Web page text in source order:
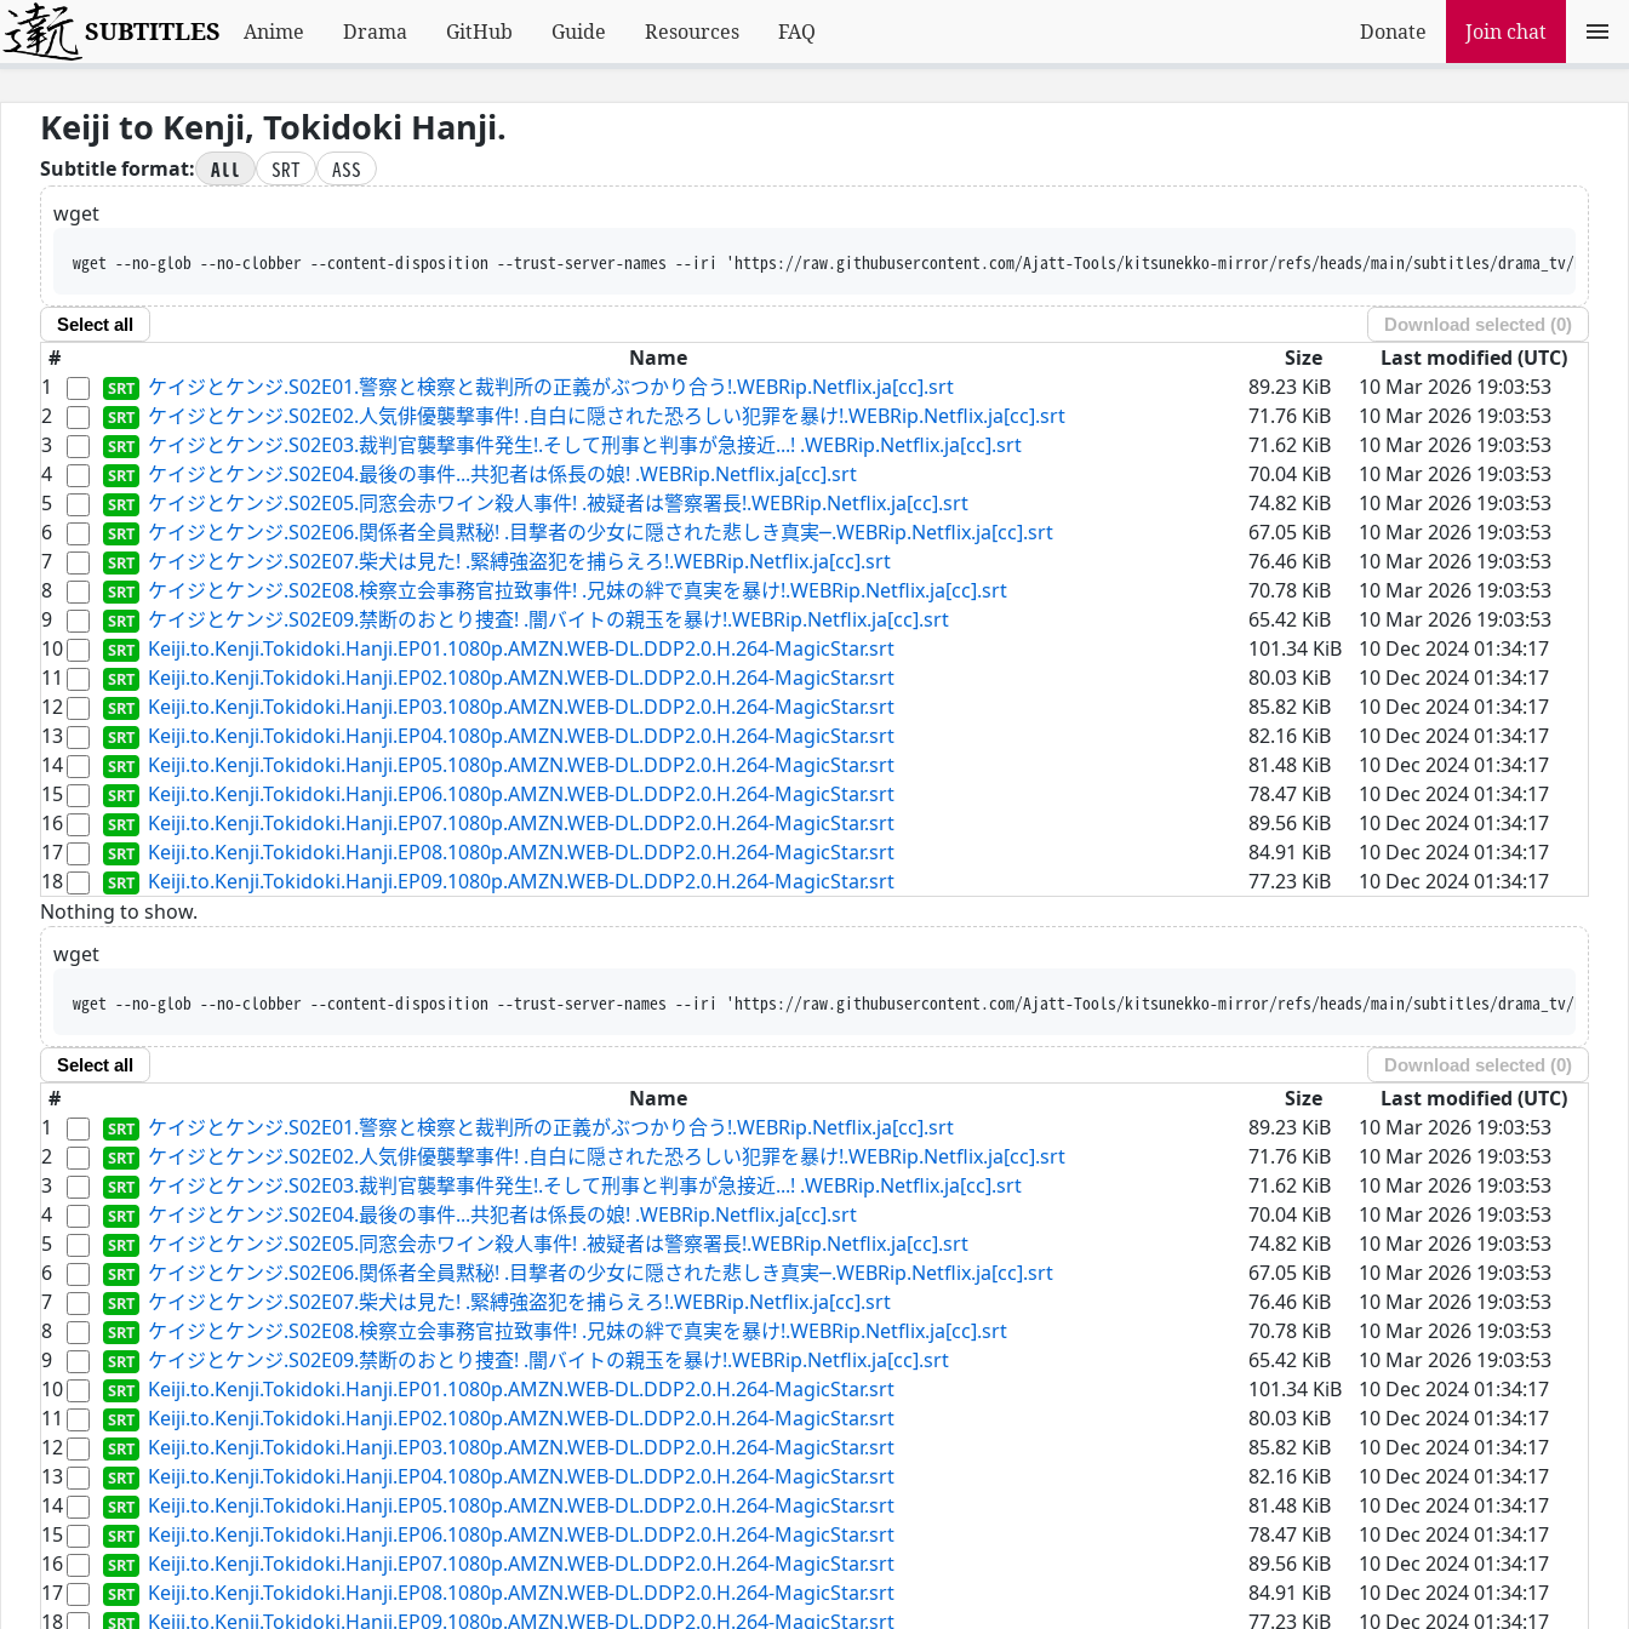
SUBTITLES Anime Drama GitHub Guide Resources FAQ Donate Join chat
Keiji to Kenji, Tokidoki Hanji.
Subtitle format: All SRT
ASS
wget
wget --no-glob --no-clobber --content-disposition --trust-server-names --iri 'https://raw.githubusercontent.com/Ajatt-Tools/kitsunekko-mirror/refs/heads/main/subtitles/drama_tv/Keiji%20to%20Kenji%2C%20Tokidoki%20Hanji/
Select all Download selected (0)
# Name Size
Last modified (UTC)
1
ケイジとケンジ.S02E01.警察と検察と裁判所の正義がぶつかり合う!.WEBRip.Netflix.ja[cc].srt 89.23 KiB
10 Mar 2026 19:03:53
2
ケイジとケンジ.S02E02.人気俳優襲撃事件! .自白に隠された恐ろしい犯罪を暴け!.WEBRip.Netflix.ja[cc].srt 71.76 KiB
10 Mar 2026 19:03:53
3
ケイジとケンジ.S02E03.裁判官襲撃事件発生!.そして刑事と判事が急接近...! .WEBRip.Netflix.ja[cc].srt 71.62 KiB
10 Mar 2026 19:03:53
4
ケイジとケンジ.S02E04.最後の事件...共犯者は係長の娘! .WEBRip.Netflix.ja[cc].srt 70.04 KiB
10 Mar 2026 19:03:53
5
ケイジとケンジ.S02E05.同窓会赤ワイン殺人事件! .被疑者は警察署長!.WEBRip.Netflix.ja[cc].srt 74.82 KiB
10 Mar 2026 19:03:53
6
ケイジとケンジ.S02E06.関係者全員黙秘! .目撃者の少女に隠された悲しき真実─.WEBRip.Netflix.ja[cc].srt 67.05 KiB
10 Mar 2026 19:03:53
7
ケイジとケンジ.S02E07.柴犬は見た! .緊縛強盗犯を捕らえろ!.WEBRip.Netflix.ja[cc].srt 76.46 KiB
10 Mar 2026 19:03:53
8
ケイジとケンジ.S02E08.検察立会事務官拉致事件! .兄妹の絆で真実を暴け!.WEBRip.Netflix.ja[cc].srt 70.78 KiB
10 Mar 2026 19:03:53
9
ケイジとケンジ.S02E09.禁断のおとり捜査! .闇バイトの親玉を暴け!.WEBRip.Netflix.ja[cc].srt 65.42 KiB
10 Mar 2026 19:03:53
10
Keiji.to.Kenji.Tokidoki.Hanji.EP01.1080p.AMZN.WEB-DL.DDP2.0.H.264-MagicStar.srt 101.34 KiB
10 Dec 2024 01:34:17
11
Keiji.to.Kenji.Tokidoki.Hanji.EP02.1080p.AMZN.WEB-DL.DDP2.0.H.264-MagicStar.srt 80.03 KiB
10 Dec 2024 01:34:17
12
Keiji.to.Kenji.Tokidoki.Hanji.EP03.1080p.AMZN.WEB-DL.DDP2.0.H.264-MagicStar.srt 85.82 KiB
10 Dec 2024 01:34:17
13
Keiji.to.Kenji.Tokidoki.Hanji.EP04.1080p.AMZN.WEB-DL.DDP2.0.H.264-MagicStar.srt 82.16 KiB
10 Dec 2024 01:34:17
14
Keiji.to.Kenji.Tokidoki.Hanji.EP05.1080p.AMZN.WEB-DL.DDP2.0.H.264-MagicStar.srt 81.48 KiB
10 Dec 2024 01:34:17
15
Keiji.to.Kenji.Tokidoki.Hanji.EP06.1080p.AMZN.WEB-DL.DDP2.0.H.264-MagicStar.srt 78.47 KiB
10 Dec 2024 01:34:17
16
Keiji.to.Kenji.Tokidoki.Hanji.EP07.1080p.AMZN.WEB-DL.DDP2.0.H.264-MagicStar.srt 89.56 KiB
10 Dec 2024 01:34:17
17
Keiji.to.Kenji.Tokidoki.Hanji.EP08.1080p.AMZN.WEB-DL.DDP2.0.H.264-MagicStar.srt 84.91 KiB
10 Dec 2024 01:34:17
18
Keiji.to.Kenji.Tokidoki.Hanji.EP09.1080p.AMZN.WEB-DL.DDP2.0.H.264-MagicStar.srt 77.23 KiB
10 Dec 2024 01:34:17
Nothing to show.
wget
wget --no-glob --no-clobber --content-disposition --trust-server-names --iri 'https://raw.githubusercontent.com/Ajatt-Tools/kitsunekko-mirror/refs/heads/main/subtitles/drama_tv/Keiji%20to%20Kenji%2C%20Tokidoki%20Hanji/
Select all Download selected (0)
# Name Size
Last modified (UTC)
1
ケイジとケンジ.S02E01.警察と検察と裁判所の正義がぶつかり合う!.WEBRip.Netflix.ja[cc].srt 89.23 KiB
10 Mar 2026 19:03:53
2
ケイジとケンジ.S02E02.人気俳優襲撃事件! .自白に隠された恐ろしい犯罪を暴け!.WEBRip.Netflix.ja[cc].srt 71.76 KiB
10 Mar 2026 19:03:53
3
ケイジとケンジ.S02E03.裁判官襲撃事件発生!.そして刑事と判事が急接近...! .WEBRip.Netflix.ja[cc].srt 71.62 KiB
10 Mar 2026 19:03:53
4
ケイジとケンジ.S02E04.最後の事件...共犯者は係長の娘! .WEBRip.Netflix.ja[cc].srt 70.04 KiB
10 Mar 2026 19:03:53
5
ケイジとケンジ.S02E05.同窓会赤ワイン殺人事件! .被疑者は警察署長!.WEBRip.Netflix.ja[cc].srt 74.82 KiB
10 Mar 2026 19:03:53
6
ケイジとケンジ.S02E06.関係者全員黙秘! .目撃者の少女に隠された悲しき真実─.WEBRip.Netflix.ja[cc].srt 67.05 KiB
10 Mar 2026 19:03:53
7
ケイジとケンジ.S02E07.柴犬は見た! .緊縛強盗犯を捕らえろ!.WEBRip.Netflix.ja[cc].srt 76.46 KiB
10 Mar 2026 19:03:53
8
ケイジとケンジ.S02E08.検察立会事務官拉致事件! .兄妹の絆で真実を暴け!.WEBRip.Netflix.ja[cc].srt 70.78 KiB
10 Mar 2026 19:03:53
9
ケイジとケンジ.S02E09.禁断のおとり捜査! .闇バイトの親玉を暴け!.WEBRip.Netflix.ja[cc].srt 65.42 KiB
10 Mar 2026 19:03:53
10
Keiji.to.Kenji.Tokidoki.Hanji.EP01.1080p.AMZN.WEB-DL.DDP2.0.H.264-MagicStar.srt 101.34 KiB
10 Dec 2024 01:34:17
11
Keiji.to.Kenji.Tokidoki.Hanji.EP02.1080p.AMZN.WEB-DL.DDP2.0.H.264-MagicStar.srt 80.03 KiB
10 Dec 2024 01:34:17
12
Keiji.to.Kenji.Tokidoki.Hanji.EP03.1080p.AMZN.WEB-DL.DDP2.0.H.264-MagicStar.srt 85.82 KiB
10 Dec 2024 01:34:17
13
Keiji.to.Kenji.Tokidoki.Hanji.EP04.1080p.AMZN.WEB-DL.DDP2.0.H.264-MagicStar.srt 82.16 KiB
10 Dec 2024 01:34:17
14
Keiji.to.Kenji.Tokidoki.Hanji.EP05.1080p.AMZN.WEB-DL.DDP2.0.H.264-MagicStar.srt 81.48 KiB
10 Dec 2024 01:34:17
15
Keiji.to.Kenji.Tokidoki.Hanji.EP06.1080p.AMZN.WEB-DL.DDP2.0.H.264-MagicStar.srt 78.47 KiB
10 Dec 2024 01:34:17
16
Keiji.to.Kenji.Tokidoki.Hanji.EP07.1080p.AMZN.WEB-DL.DDP2.0.H.264-MagicStar.srt 89.56 KiB
10 Dec 2024 01:34:17
17
Keiji.to.Kenji.Tokidoki.Hanji.EP08.1080p.AMZN.WEB-DL.DDP2.0.H.264-MagicStar.srt 84.91 KiB
10 Dec 2024 01:34:17
18
Keiji.to.Kenji.Tokidoki.Hanji.EP09.1080p.AMZN.WEB-DL.DDP2.0.H.264-MagicStar.srt 77.23 KiB 10 Dec 2024 01:34:17